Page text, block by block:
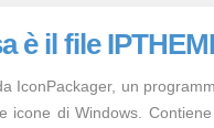
è il file
IconPackager, un
icone di Windows.